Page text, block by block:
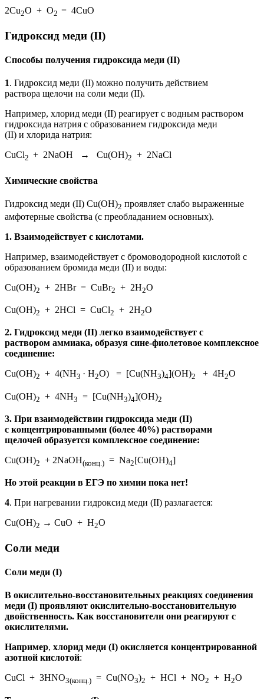
2Cu2O + O2 = 4CuO
Гидроксид меди (II)
Способы получения гидроксида меди (II)
1. Гидроксид меди (II) можно получить действием
раствора щелочи на соли меди (II).
Например, хлорид меди (II) реагирует с водным раствором
гидроксида натрия с образованием гидроксида меди
(II) и хлорида натрия:
CuCl2 + 2NaOH → Cu(OH)2 + 2NaCl
Химические свойства
Гидроксид меди (II) Сu(OН)2 проявляет слабо выраженные
амфотерные свойства (с преобладанием основных).
1. Взаимодействует с кислотами.
Например, взаимодействует с бромоводородной кислотой с
образованием бромида меди (II) и воды:
Сu(OН)2 + 2HBr = CuBr2 + 2H2O
Cu(OН)2 + 2HCl = CuCl2 + 2H2O
2. Гидроксид меди (II) легко взаимодействует с
раствором аммиака, образуя сине-фиолетовое комплексное
соединение:
Сu(OH)2 + 4(NH3 · H2O) = [Cu(NH3)4](OH)2 + 4H2O
Cu(OH)2 + 4NH3 = [Cu(NH3)4](OH)2
3. При взаимодействии гидроксида меди (II)
с концентрированными (более 40%) растворами
щелочей образуется комплексное соединение:
Cu(OH)2 + 2NaOH(конц.) = Na2[Cu(OH)4]
Но этой реакции в ЕГЭ по химии пока нет!
4. При нагревании гидроксид меди (II) разлагается:
Сu(OH)2 → CuO + H2O
Соли меди
Соли меди (I)
В окислительно-восстановительных реакциях соединения
меди (I) проявляют окислительно-восстановительную
двойственность. Как восстановители они реагируют с
окислителями.
Например, хлорид меди (I) окисляется концентрированной
азотной кислотой:
CuCl + 3HNO3(конц.) = Cu(NO3)2 + HCl + NO2 + H2O